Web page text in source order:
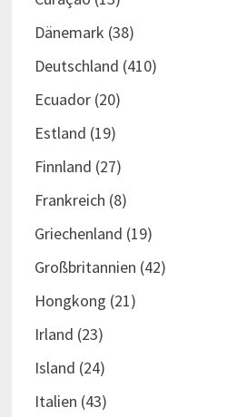
Dänemark (38)
Deutschland (410)
Ecuador(20)
Estland (19)
Finnland (27)
Frankreich (8)
Griechenland (19)
Großbritannien (42)
Hongkong (21)
Irland (23)
Island (24)
Italien (43)